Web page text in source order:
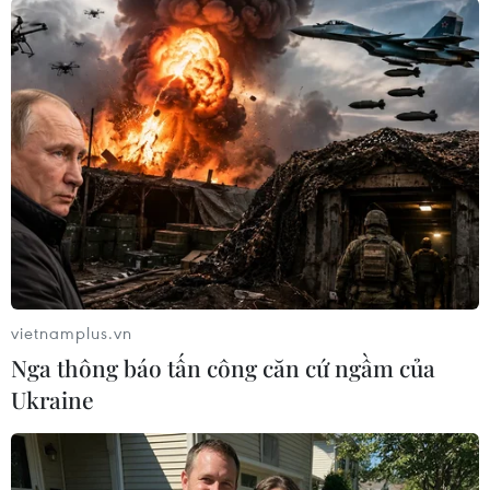
(TTXVN)
#Nam Sudan
#Lương thực
#Đảo chính Nam Sudan Sudan
vietnamplus.vn
Nga thông báo tấn công căn cứ ngầm của
Ukraine